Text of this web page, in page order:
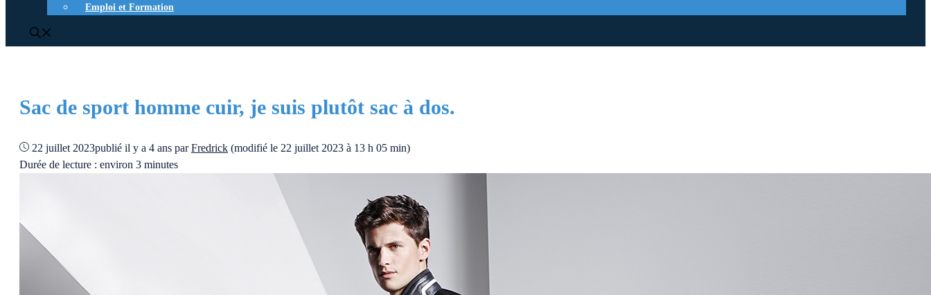
Emploi et Formation
Sac de sport homme cuir, je suis plutôt sac à dos.
22 juillet 2023publié il y a 4 ans parFredrick (modifié le 22 juillet 2023 à 13 h 05 min)
Durée de lecture : environ 3 minutes